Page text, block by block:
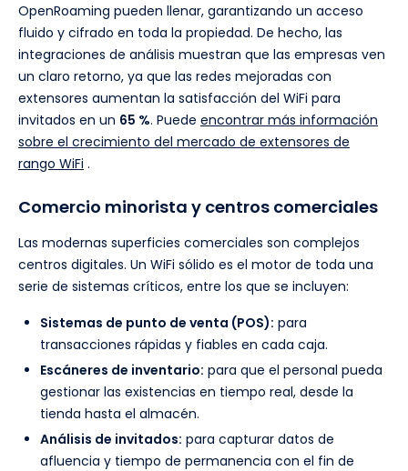
OpenRoaming pueden llenar, garantizando un acceso
fluido y cifrado en toda la propiedad. De hecho, las
integraciones de análisis muestran que las empresas ven
un claro retorno, ya que las redes mejoradas con
extensores aumentan la satisfacción del WiFi para
invitados en un 65 %. Puede encontrar más información
sobre el crecimiento del mercado de extensores de
rango WiFi .
Comercio minorista y centros comerciales
Las modernas superficies comerciales son complejos
centros digitales. Un WiFi sólido es el motor de toda una
serie de sistemas críticos, entre los que se incluyen:
Sistemas de punto de venta (POS): para
transacciones rápidas y fiables en cada caja.
Escáneres de inventario: para que el personal pueda
gestionar las existencias en tiempo real, desde la
tienda hasta el almacén.
Análisis de invitados: para capturar datos de
afluencia y tiempo de permanencia con el fin de